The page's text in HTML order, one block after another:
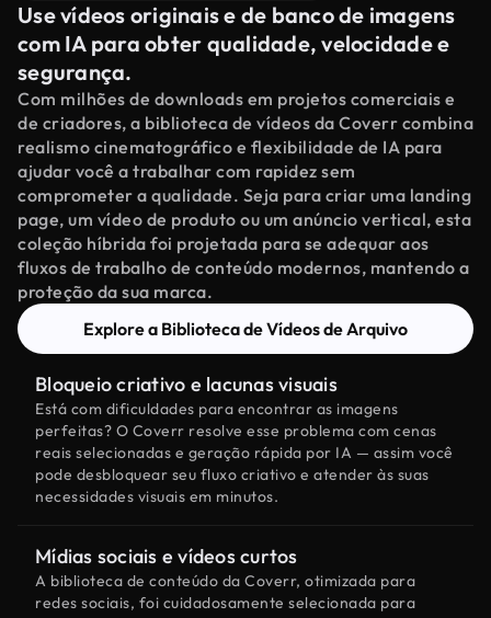
Use vídeos originais e de banco de imagens
com IA para obter qualidade, velocidade e
segurança.
Com milhões de downloads em projetos comerciais e
de criadores, a biblioteca de vídeos da Coverr combina
realismo cinematográfico e flexibilidade de IA para
ajudar você a trabalhar com rapidez sem
comprometer a qualidade. Seja para criar uma landing
page, um vídeo de produto ou um anúncio vertical, esta
coleção híbrida foi projetada para se adequar aos
fluxos de trabalho de conteúdo modernos, mantendo a
proteção da sua marca.
Explore a Biblioteca de Vídeos de Arquivo
Bloqueio criativo e lacunas visuais
Está com dificuldades para encontrar as imagens
perfeitas? O Coverr resolve esse problema com cenas
reais selecionadas e geração rápida por IA — assim você
pode desbloquear seu fluxo criativo e atender às suas
necessidades visuais em minutos.
Mídias sociais e vídeos curtos
A biblioteca de conteúdo da Coverr, otimizada para
redes sociais, foi cuidadosamente selecionada para